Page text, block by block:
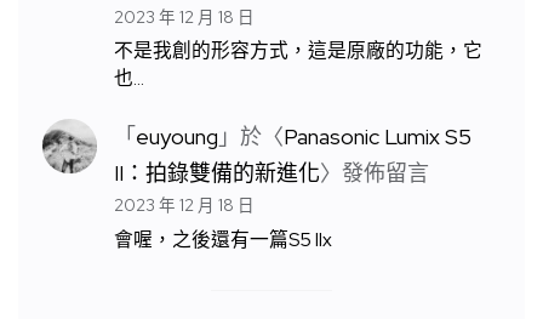
2023 年 12 月 18 日
不是我創的形容方式，這是原廠的功能，它
也…
「euyoung 」於〈Panasonic Lumix S5
II：拍錄雙備的新進化〉發佈留言
2023 年 12 月 18 日
會喔，之後還有一篇S5 IIx